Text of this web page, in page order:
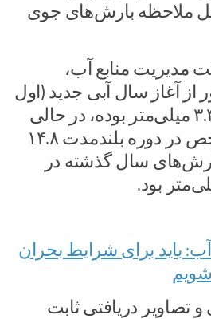
ملاحظه بارش‌های جوی
مدیریت منابع آب،
از آغاز سال آبی جدید (اول
مهر) تا کنون فقط ۳.۴ میلی‌متر بوده، در حالی
که میانگین این شاخص در دوره بلندمدت ۱۴.۸
سال گذشته در
باید برای شرایط بحران
شویم
دریافتی ثابت